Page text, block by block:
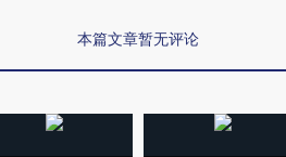
本篇文章暂无评论